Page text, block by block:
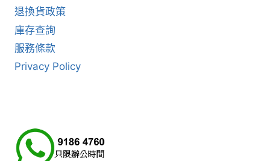
退換貨政策
庫存查詢
服務條款
Privacy Policy